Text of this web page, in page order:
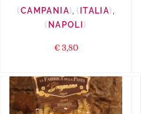
CAMPANIA , ITALIA ,
NAPOLI
€ 3,80